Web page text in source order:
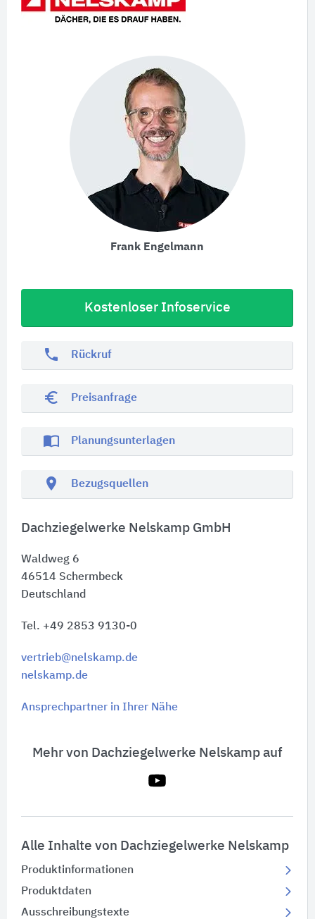
Frank Engelmann
Kostenloser Infoservice
phone Rückruf
euro_symbol Preisanfrage
import_contacts Planungsunterlagen
location_on Bezugsquellen
Dachziegelwerke Nelskamp GmbH
Waldweg 6
46514 Schermbeck
Deutschland
Tel. +49 2853 9130-0
vertrieb@nelskamp.de
nelskamp.de
Ansprechpartner in Ihrer Nähe
Mehr von Dachziegelwerke Nelskamp auf
Alle Inhalte von Dachziegelwerke Nelskamp
Produktinformationen
Produktdaten
Ausschreibungstexte